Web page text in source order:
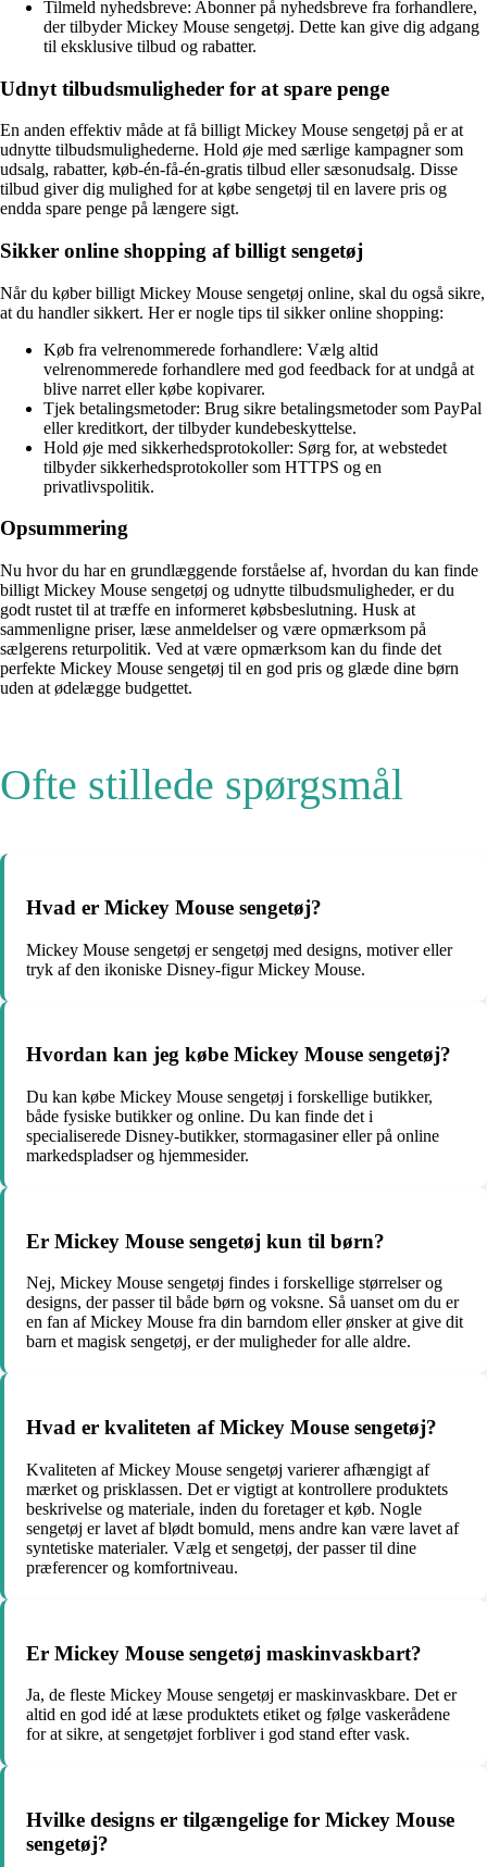
Tilmeld nyhedsbreve: Abonner på nyhedsbreve fra forhandlere,
der tilbyder Mickey Mouse sengetøj. Dette kan give dig adgang
til eksklusive tilbud og rabatter.
Udnyt tilbudsmuligheder for at spare penge
En anden effektiv måde at få billigt Mickey Mouse sengetøj på er at
udnytte tilbudsmulighederne. Hold øje med særlige kampagner som
udsalg, rabatter, køb-én-få-én-gratis tilbud eller sæsonudsalg. Disse
tilbud giver dig mulighed for at købe sengetøj til en lavere pris og
endda spare penge på længere sigt.
Sikker online shopping af billigt sengetøj
Når du køber billigt Mickey Mouse sengetøj online, skal du også sikre,
at du handler sikkert. Her er nogle tips til sikker online shopping:
Køb fra velrenommerede forhandlere: Vælg altid
velrenommerede forhandlere med god feedback for at undgå at
blive narret eller købe kopivarer.
Tjek betalingsmetoder: Brug sikre betalingsmetoder som PayPal
eller kreditkort, der tilbyder kundebeskyttelse.
Hold øje med sikkerhedsprotokoller: Sørg for, at webstedet
tilbyder sikkerhedsprotokoller som HTTPS og en
privatlivspolitik.
Opsummering
Nu hvor du har en grundlæggende forståelse af, hvordan du kan finde
billigt Mickey Mouse sengetøj og udnytte tilbudsmuligheder, er du
godt rustet til at træffe en informeret købsbeslutning. Husk at
sammenligne priser, læse anmeldelser og være opmærksom på
sælgerens returpolitik. Ved at være opmærksom kan du finde det
perfekte Mickey Mouse sengetøj til en god pris og glæde dine børn
uden at ødelægge budgettet.
Ofte stillede spørgsmål
Hvad er Mickey Mouse sengetøj?
Mickey Mouse sengetøj er sengetøj med designs, motiver eller
tryk af den ikoniske Disney-figur Mickey Mouse.
Hvordan kan jeg købe Mickey Mouse sengetøj?
Du kan købe Mickey Mouse sengetøj i forskellige butikker,
både fysiske butikker og online. Du kan finde det i
specialiserede Disney-butikker, stormagasiner eller på online
markedspladser og hjemmesider.
Er Mickey Mouse sengetøj kun til børn?
Nej, Mickey Mouse sengetøj findes i forskellige størrelser og
designs, der passer til både børn og voksne. Så uanset om du er
en fan af Mickey Mouse fra din barndom eller ønsker at give dit
barn et magisk sengetøj, er der muligheder for alle aldre.
Hvad er kvaliteten af Mickey Mouse sengetøj?
Kvaliteten af ​​Mickey Mouse sengetøj varierer afhængigt af
mærket og prisklassen. Det er vigtigt at kontrollere produktets
beskrivelse og materiale, inden du foretager et køb. Nogle
sengetøj er lavet af blødt bomuld, mens andre kan være lavet af
syntetiske materialer. Vælg et sengetøj, der passer til dine
præferencer og komfortniveau.
Er Mickey Mouse sengetøj maskinvaskbart?
Ja, de fleste Mickey Mouse sengetøj er maskinvaskbare. Det er
altid en god idé at læse produktets etiket og følge vaskerådene
for at sikre, at sengetøjet forbliver i god stand efter vask.
Hvilke designs er tilgængelige for Mickey Mouse
sengetøj?